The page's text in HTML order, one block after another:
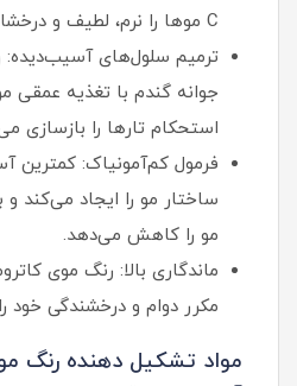
C موها را نرم، لطیف و درخشان می‌کنند.
جوانه گندم با تغذیه عمقی
استحکام تارها را بازسازی
فرمول کم‌آمونیاک: کمترین
ساختار مو را ایجاد می‌کند
مو را کاهش می‌دهد.
ماندگاری بالا: رنگ موی
مکرر دوام و درخشندگی خود
مواد تشکیل دهنده رنگ